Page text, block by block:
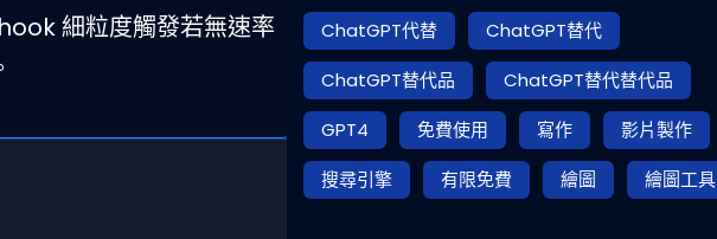
細粒度觸發若無速率
ChatGPT代替
ChatGPT替代
ChatGPT替代品
ChatGPT替代替代品
GPT4
免費使用 寫作
影片製作
搜尋引擎
有限免費 繪圖 繪圖工具